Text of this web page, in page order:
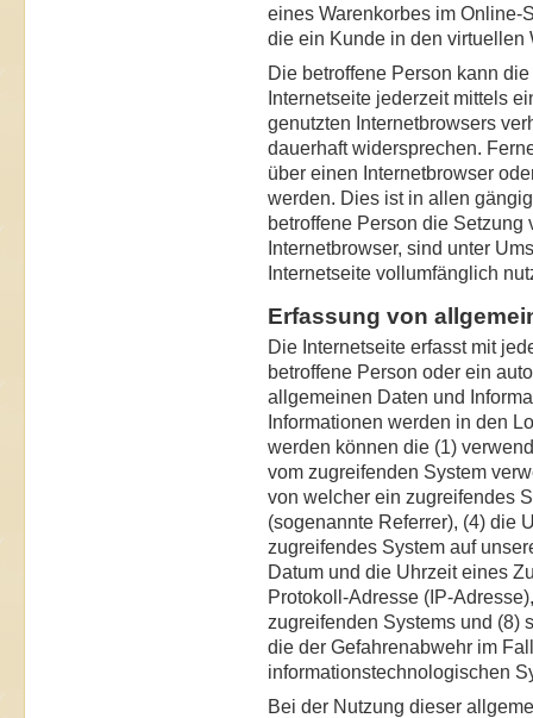
eines Warenkorbes im Online-
die ein Kunde in den virtuellen
Die betroffene Person kann
Internetseite jederzeit mittels
genutzten Internetbrowsers
dauerhaft widersprechen.
über einen Internetbrowser
werden. Dies ist in allen
betroffene Person die
Internetbrowser, sind unter
Internetseite vollumfänglich
Erfassung von
Die Internetseite erfasst mit
betroffene Person oder ein
allgemeinen Daten und
Informationen werden in den
werden können die (1)
vom zugreifenden System
von welcher ein zugreifendes
(sogenannte Referrer), (4) die
zugreifendes System auf
Datum und die Uhrzeit eines
Protokoll-Adresse (IP-
zugreifenden Systems und (8)
die der Gefahrenabwehr im
informationstechnologischen
Bei der Nutzung dieser